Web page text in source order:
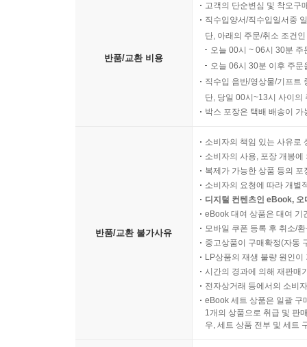
반품/교환 비용
고객의 단순변심 및 착오구
직수입양서/직수입일서중
단, 아래의 주문/취소 조건
오늘 00시 ~ 06시 30분
오늘 06시 30분 이후 주
직수입 음반/영상물/기프트
단, 당일 00시~13시 사이의
박스 포장은 택배 배송이
반품/교환 불가사유
소비자의 책임 있는 사유로
소비자의 사용, 포장 개봉
복제가 가능한 상품 등의
소비자의 요청에 따라 개별
디지털 컨텐츠인 eBook,
eBook 대여 상품은 대여 기
모바일 쿠폰 등록 후 취소/
중고상품이 구매확정(자동
LP상품의 재생 불량 원인
시간의 경과에 의해 재판매
전자상거래 등에서의 소비
eBook 세트 상품은 일괄 구
1개의 상품으로 취급 및 판
우, 세트 상품 전부 및 세트